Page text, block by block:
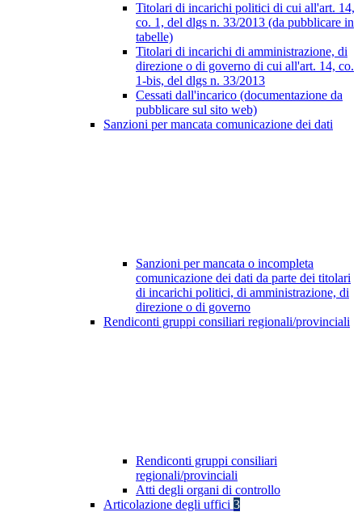
Titolari di incarichi politici di cui all'art. 14,
co. 1, del dlgs n. 33/2013 (da pubblicare in
tabelle)
Titolari di incarichi di amministrazione, di
direzione o di governo di cui all'art. 14, co.
1-bis, del dlgs n. 33/2013
Cessati dall'incarico (documentazione da
pubblicare sul sito web)
Sanzioni per mancata comunicazione dei dati
Sanzioni per mancata o incompleta
comunicazione dei dati da parte dei titolari
di incarichi politici, di amministrazione, di
direzione o di governo
Rendiconti gruppi consiliari regionali/provinciali
Rendiconti gruppi consiliari
regionali/provinciali
Atti degli organi di controllo
Articolazione degli uffici 3